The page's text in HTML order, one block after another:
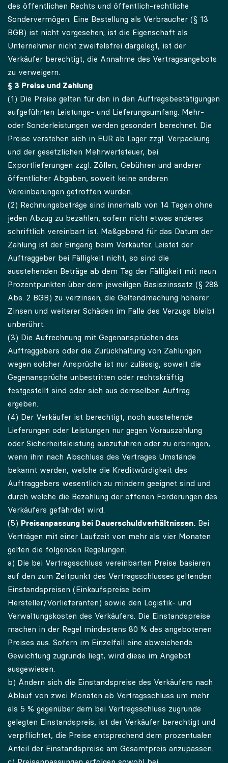
des öffentlichen Rechts und öffentlich-rechtliche
Sondervermögen. Eine Bestellung als Verbraucher (§ 13
BGB) ist nicht vorgesehen; ist die Eigenschaft als
Unternehmer nicht zweifelsfrei dargelegt, ist der
Verkäufer berechtigt, die Annahme des Vertragsangebots
zu verweigern.
§ 3 Preise und Zahlung
(1) Die Preise gelten für den in den Auftragsbestätigungen
aufgeführten Leistungs- und Lieferungsumfang. Mehr-
oder Sonderleistungen werden gesondert berechnet. Die
Preise verstehen sich in EUR ab Lager zzgl. Verpackung
und der gesetzlichen Mehrwertsteuer, bei
Exportlieferungen zzgl. Zöllen, Gebühren und anderer
öffentlicher Abgaben, soweit keine anderen
Vereinbarungen getroffen wurden.
(2) Rechnungsbeträge sind innerhalb von 14 Tagen ohne
jeden Abzug zu bezahlen, sofern nicht etwas anderes
schriftlich vereinbart ist. Maßgebend für das Datum der
Zahlung ist der Eingang beim Verkäufer. Leistet der
Auftraggeber bei Fälligkeit nicht, so sind die
ausstehenden Beträge ab dem Tag der Fälligkeit mit neun
Prozentpunkten über dem jeweiligen Basiszinssatz (§ 288
Abs. 2 BGB) zu verzinsen; die Geltendmachung höherer
Zinsen und weiterer Schäden im Falle des Verzugs bleibt
unberührt.
(3) Die Aufrechnung mit Gegenansprüchen des
Auftraggebers oder die Zurückhaltung von Zahlungen
wegen solcher Ansprüche ist nur zulässig, soweit die
Gegenansprüche unbestritten oder rechtskräftig
festgestellt sind oder sich aus demselben Auftrag
ergeben.
(4) Der Verkäufer ist berechtigt, noch ausstehende
Lieferungen oder Leistungen nur gegen Vorauszahlung
oder Sicherheitsleistung auszuführen oder zu erbringen,
wenn ihm nach Abschluss des Vertrages Umstände
bekannt werden, welche die Kreditwürdigkeit des
Auftraggebers wesentlich zu mindern geeignet sind und
durch welche die Bezahlung der offenen Forderungen des
Verkäufers gefährdet wird.
(5) Preisanpassung bei Dauerschuldverhältnissen. Bei
Verträgen mit einer Laufzeit von mehr als vier Monaten
gelten die folgenden Regelungen:
a) Die bei Vertragsschluss vereinbarten Preise basieren
auf den zum Zeitpunkt des Vertragsschlusses geltenden
Einstandspreisen (Einkaufspreise beim
Hersteller/Vorlieferanten) sowie den Logistik- und
Verwaltungskosten des Verkäufers. Die Einstandspreise
machen in der Regel mindestens 80 % des angebotenen
Preises aus. Sofern im Einzelfall eine abweichende
Gewichtung zugrunde liegt, wird diese im Angebot
ausgewiesen.
b) Ändern sich die Einstandspreise des Verkäufers nach
Ablauf von zwei Monaten ab Vertragsschluss um mehr
als 5 % gegenüber dem bei Vertragsschluss zugrunde
gelegten Einstandspreis, ist der Verkäufer berechtigt und
verpflichtet, die Preise entsprechend dem prozentualen
Anteil der Einstandspreise am Gesamtpreis anzupassen.